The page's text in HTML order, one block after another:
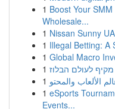
1 Boost Your
Wholesale...
1 Nissan Sunny
1 Illegal Betting: A
1 Global Macro
1 לעולם הבלוז
1
1 eSports
Events...